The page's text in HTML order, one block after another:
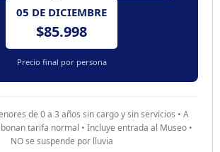
05 DE DICIEMBRE
$85.998
Precio final por persona
de 0 a 3 años sin cargo y sin servicios • A
tarifa normal • Incluye entrada al Museo •
NO se suspende por lluvia